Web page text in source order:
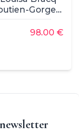
Gorge
Polyamide,
98.00 €